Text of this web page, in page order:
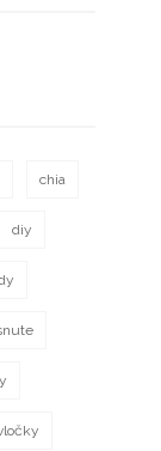
chia
diy